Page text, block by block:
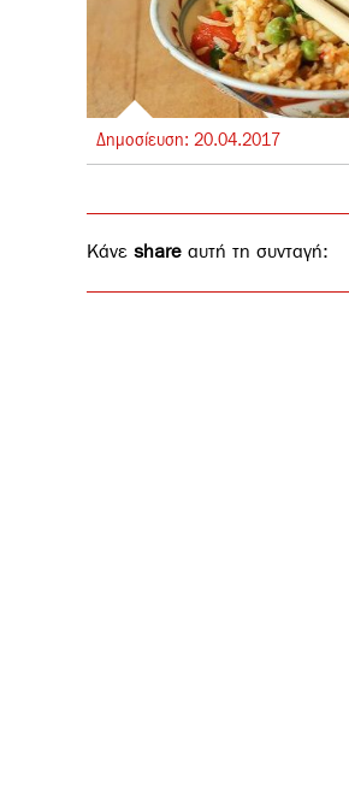
Δημοσίευση: 20.04.2017
Κάνε share αυτή τη συνταγή: